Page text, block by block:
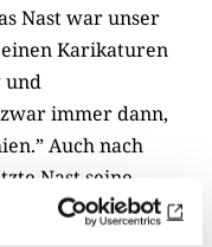
Nast war unser
Karikaturen
und
immer dann,
Auch nach
Nast seine
er mit mehr